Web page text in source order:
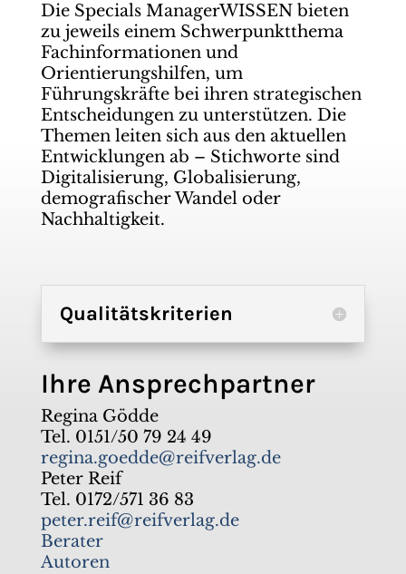
Die Specials ManagerWISSEN bieten
zu jeweils einem Schwerpunktthema
Fachinformationen und
Orientierungshilfen, um
Führungskräfte bei ihren strategischen
Entscheidungen zu unterstützen. Die
Themen leiten sich aus den aktuellen
Entwicklungen ab – Stichworte sind
Digitalisierung, Globalisierung,
demografischer Wandel oder
Nachhaltigkeit.
Qualitätskriterien
Ihre Ansprechpartner
Regina Gödde
Tel. 0151/50 79 24 49
regina.goedde@reifverlag.de
Peter Reif
Tel. 0172/571 36 83
peter.reif@reifverlag.de
Berater
Autoren